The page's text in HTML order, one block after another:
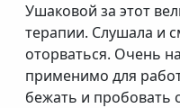
Ушаковой за этот
терапии. Слушала и
оторваться. Очень
применимо для
бежать и пробовать